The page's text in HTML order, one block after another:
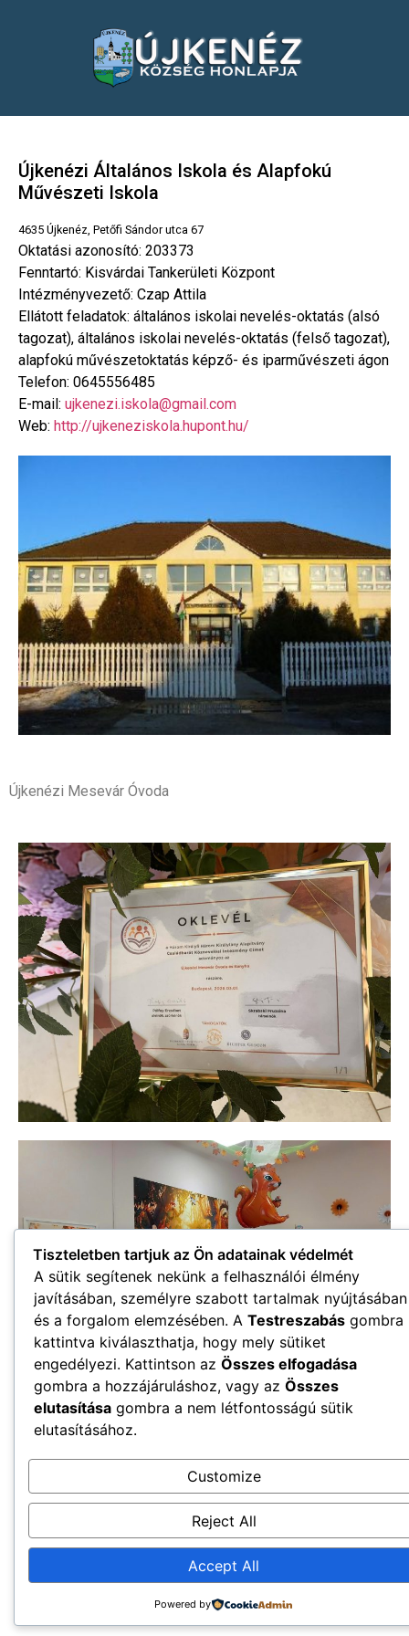
Újkenézi Általános Iskola és Alapfokú
Művészeti Iskola
4635 Újkenéz, Petőfi Sándor utca 67
Oktatási azonosító: 203373
Fenntartó: Kisvárdai Tankerületi Központ
Intézményvezető: Czap Attila
Ellátott feladatok: általános iskolai nevelés-oktatás (alsó
tagozat), általános iskolai nevelés-oktatás (felső tagozat),
alapfokú művészetoktatás képző- és iparművészeti ágon
Telefon: 0645556485
E-mail: ujkenezi.iskola@gmail.com
Web: http://ujkeneziskola.hupont.hu/
Újkenézi Mesevár Óvoda
Tiszteletben tartjuk az Ön adatainak védelmét
A sütik segítenek nekünk a felhasználói élmény
javításában, személyre szabott tartalmak nyújtásában
és a forgalom elemzésében. A Testreszabás gombra
kattintva kiválaszthatja, hogy mely sütiket
engedélyezi. Kattintson az Összes elfogadása
gombra a hozzájáruláshoz, vagy az Összes
elutasítása gombra a nem létfontosságú sütik
elutasításához.
Customize
Reject All
Accept All
Powered by